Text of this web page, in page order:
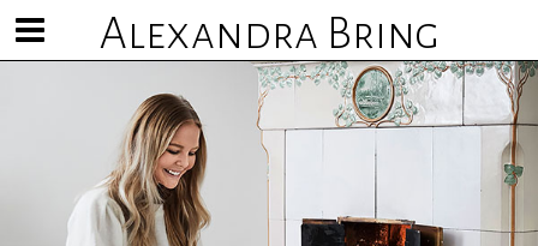
Alexandra Bring
Visa/göm
meny